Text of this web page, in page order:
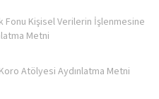
Kişisel Verilerin İşlenmesine
Metni
Atölyesi Aydınlatma Metni